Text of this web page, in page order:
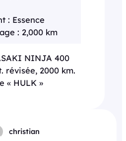
: Essence
: 2,000 km
NINJA 400
révisée, 2000 km.
« HULK »
christian